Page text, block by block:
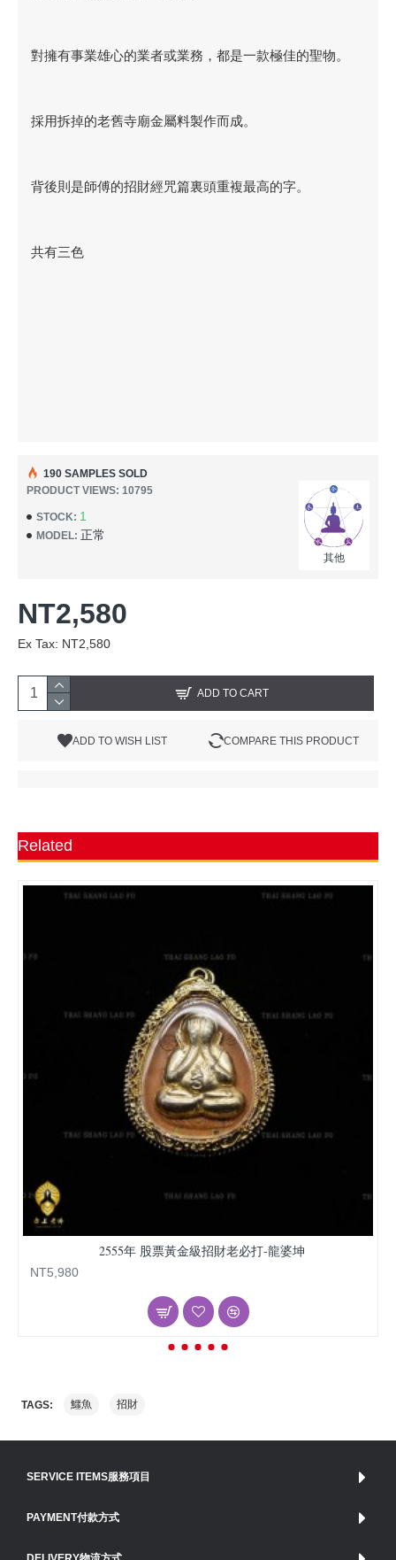
對擁有事業雄心的業者或業務，都是一款極佳的聖物。
採用拆掉的老舊寺廟金屬料製作而成。
背後則是師傅的招財經咒篇裏頭重複最高的字。
共有三色
STOCK: 1
MODEL: 正常
其他
190 SAMPLES SOLD
PRODUCT VIEWS: 10795
NT2,580
Ex Tax: NT2,580
ADD TO CART
ADD TO WISH LIST COMPARE THIS PRODUCT
Related
2555年 股票黃金級招財老必打-龍婆坤
NT5,980
TAGS: 鱷魚 招財
SERVICE ITEMS服務項目
PAYMENT付款方式